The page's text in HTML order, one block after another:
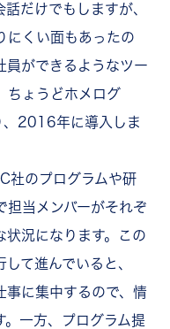
だけでもしますが、
にくい面もあったの
員ができるようなツー
ちょうどホメログ
、2016年に導入しま
社のプログラムや研
担当メンバーがそれぞ
状況になります。この
て進んでいると、
事に集中するので、情
。一方、プログラム提